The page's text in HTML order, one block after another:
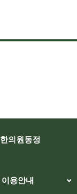
한의원동정
이용안내